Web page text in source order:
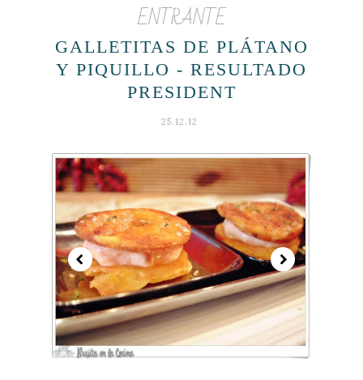
ENTRANTE
GALLETITAS DE PLÁTANO
Y PIQUILLO - RESULTADO
PRESIDENT
25.12.12